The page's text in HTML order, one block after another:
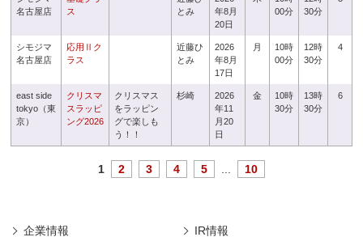
名古屋店
ス
とみ
年8月
20日
00分
30分
シモジマ
名古屋店
応用Ⅱク
ラス
近藤ひ
とみ
2026
年8月
17日
月
10時
00分
12時
30分
4
east side
tokyo（東
京）
クリスマ
スラッピ
ング2026
クリスマス
をラッピン
グで楽しも
う！！
杉崎
2026
年11
月20
日
金
10時
30分
13時
30分
6
1 2 3 4 5 10
企業情報 IR情報